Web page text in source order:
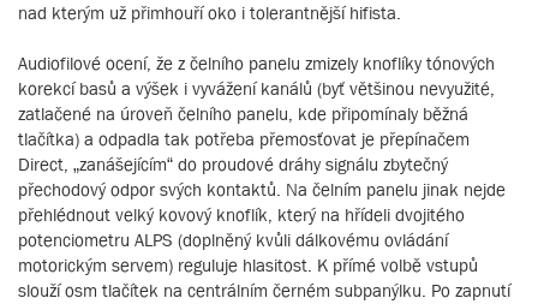
nad kterým už přimhouří oko i tolerantnější hifista.
Audiofilové ocení, že z čelního panelu zmizely knoflíky tónových
korekcí basů a výšek i vyvážení kanálů (byť většinou nevyužité,
zatlačené na úroveň čelního panelu, kde připomínaly běžná
tlačítka) a odpadla tak potřeba přemosťovat je přepínačem
Direct, „zanášejícím“ do proudové dráhy signálu zbytečný
přechodový odpor svých kontaktů. Na čelním panelu jinak nejde
přehlédnout velký kovový knoflík, který na hřídeli dvojitého
potenciometru ALPS (doplněný kvůli dálkovému ovládání
motorickým servem) reguluje hlasitost. K přímé volbě vstupů
slouží osm tlačítek na centrálním černém subpanýlku. Po zapnutí